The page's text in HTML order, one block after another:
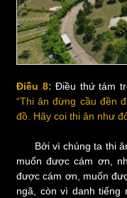
Điều 8: Điều thứ tám
“Thi ân đừng cầu đền
đồ. Hãy coi thi ân như
Bởi vì chúng ta thi
muốn được cám ơn,
được cám ơn, muốn
ngã, còn vì danh tiếng